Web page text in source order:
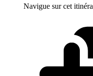
Navigue sur cet